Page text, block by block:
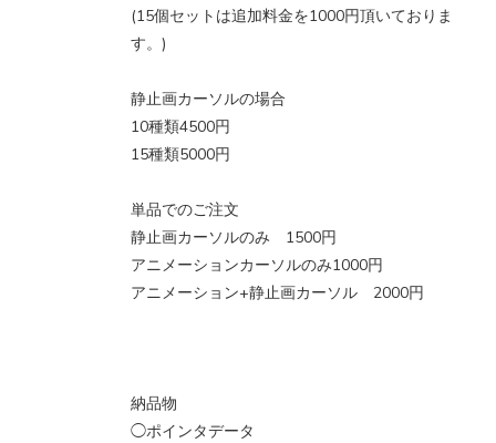
(15個セットは追加料金を1000円頂いておりま
す。)
静止画カーソルの場合
10種類4500円
15種類5000円
単品でのご注文
静止画カーソルのみ 1500円
アニメーションカーソルのみ1000円
アニメーション+静止画カーソル 2000円
納品物
◯ポインタデータ